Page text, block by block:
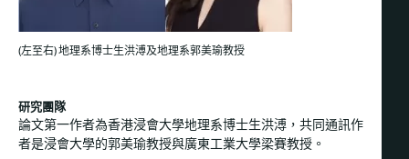
(左至右) 地理系博士生洪溥及地理系郭美瑜教授
研究團隊
論文第一作者為香港浸會大學地理系博士生洪溥，共同通訊作
者是浸會大學的郭美瑜教授與廣東工業大學梁賽教授。